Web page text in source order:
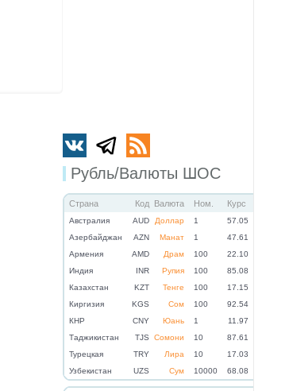
Рубль/Валюты ШОС
Страна Код Валюта Ном. Курс
Австралия AUD Доллар 1
57.05
Азербайджан
AZN Манат 1
47.61
Армения
AMD Драм 100
22.10
Индия
INR Рупия 100
85.08
Казахстан
KZT Тенге 100
17.15
Киргизия
KGS Сом 100
92.54
КНР
CNY Юань 1
11.97
Таджикистан
TJS Сомони 10
87.61
Турецкая
TRY Лира 10
17.03
Узбекистан
UZS Сум 10000 68.08